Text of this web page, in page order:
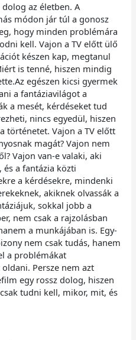
az életben. A
módon jár túl a gonosz
hogy minden problémára
kell. Vajon a TV előtt ülő
készen kap, megtanul
is tenné, hiszen mindig
egészen kicsi gyermek
a fantáziavilágot a
a mesét, kérdéseket tud
nincs egyedül, hiszen
történetet. Vajon a TV előtt
magát? Vajon nem
Vajon van-e valaki, aki
és a fantázia közti
a kérdésekre, mindenki
akiknek olvassák a
sokkal jobb a
nem csak a rajzolásban
a munkájában is. Egy-
nem csak tudás, hanem
a problémákat
Persze nem azt
egy rossz dolog, hiszen
tudni kell, mikor, mit, és